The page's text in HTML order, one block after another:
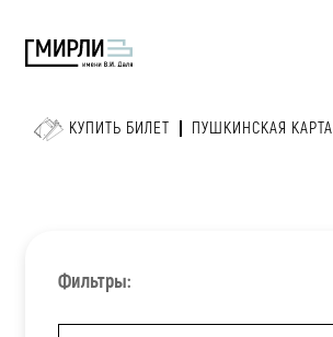
КУПИТЬ БИЛЕТ ПУШКИНСКАЯ КАРТА
Фильтры: